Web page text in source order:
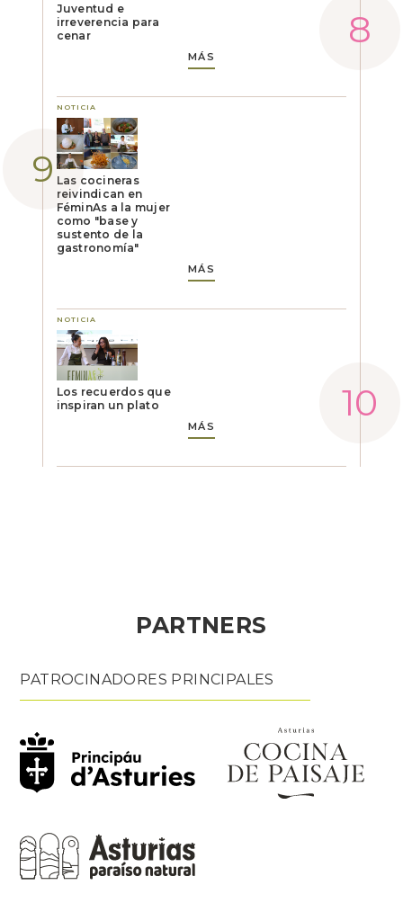
Juventud e
irreverencia para
cenar
MÁS
NOTICIA
Las cocineras
reivindican en
FéminAs a la mujer
como "base y
sustento de la
gastronomía"
MÁS
NOTICIA
Los recuerdos que
inspiran un plato
MÁS
PARTNERS
PATROCINADORES PRINCIPALES